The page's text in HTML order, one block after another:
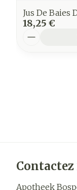
Jus De Baies
18,25 €
Contactez
Apotheek